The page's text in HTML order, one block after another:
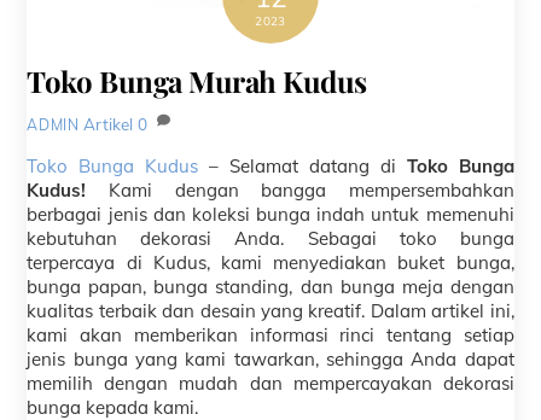
2023
Toko Bunga Murah Kudus
ADMIN Artikel 0
Toko Bunga Kudus – Selamat datang di Toko Bunga
Kudus! Kami dengan bangga mempersembahkan
berbagai jenis dan koleksi bunga indah untuk memenuhi
kebutuhan dekorasi Anda. Sebagai toko bunga
terpercaya di Kudus, kami menyediakan buket bunga,
bunga papan, bunga standing, dan bunga meja dengan
kualitas terbaik dan desain yang kreatif. Dalam artikel ini,
kami akan memberikan informasi rinci tentang setiap
jenis bunga yang kami tawarkan, sehingga Anda dapat
memilih dengan mudah dan mempercayakan dekorasi
bunga kepada kami.